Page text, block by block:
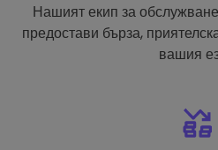
Нашият екип за
предостави бърза,
вашия